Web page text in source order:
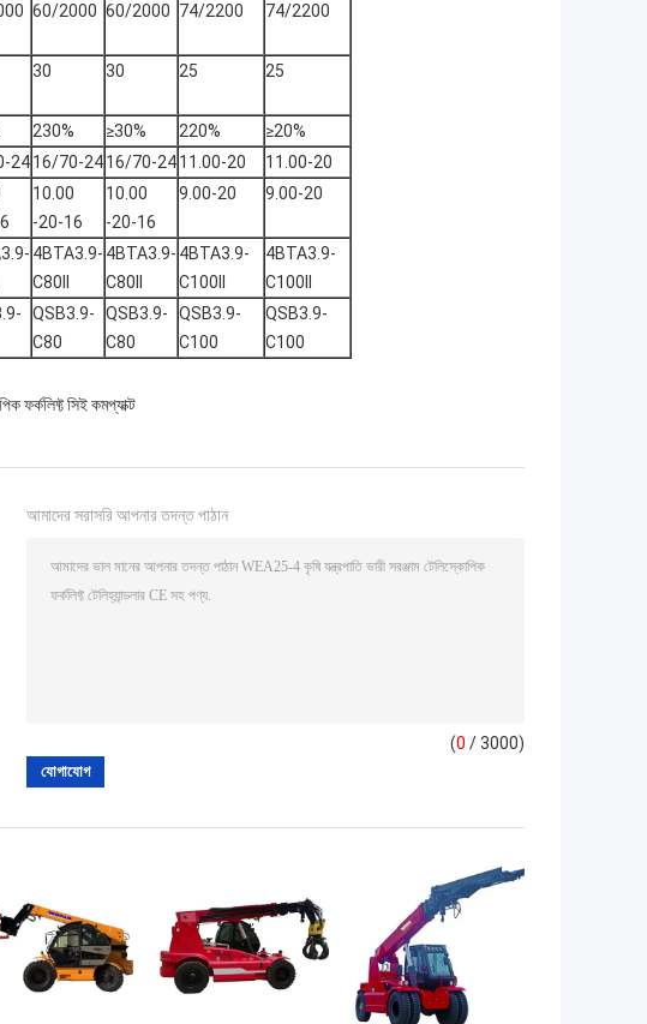
60/2000 60/2000 74/2200 74/2200
30 30 25 25
230% ≥30% 220%
≥20%
2416/70-2416/70-2411.00-20
11.00-20
10.00
-20-16
10.00
-20-16
9.00-20 9.00-20
4BTA3.9-
C80II
4BTA3.9-
C80II
4BTA3.9-
C100II
4BTA3.9-
C100II
QSB3.9-
C80
QSB3.9-
C80
QSB3.9-
C100
QSB3.9-
C100
ফর্কলিফ্ট সিই কমপ্যাক্ট
আমাদের সরাসরি আপনার তদন্ত পাঠান
(0 / 3000)